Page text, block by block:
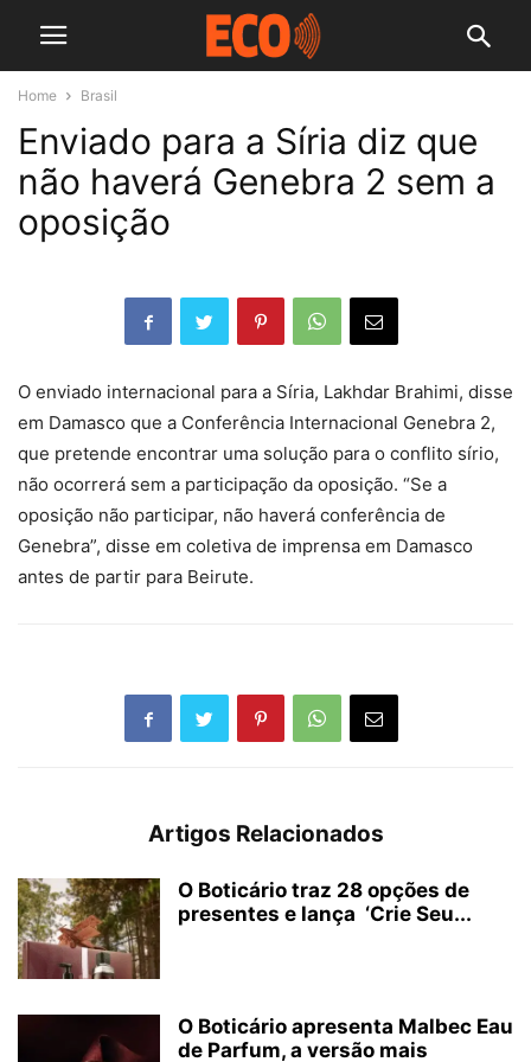
Home Brasil
Enviado para a Síria diz que
não haverá Genebra 2 sem a
oposição
O enviado internacional para a Síria, Lakhdar Brahimi, disse
em Damasco que a Conferência Internacional Genebra 2,
que pretende encontrar uma solução para o conflito sírio,
não ocorrerá sem a participação da oposição. “Se a
oposição não participar, não haverá conferência de
Genebra”, disse em coletiva de imprensa em Damasco
antes de partir para Beirute.
Artigos Relacionados
O Boticário traz 28 opções de
presentes e lança ‘Crie Seu...
O Boticário apresenta Malbec Eau
de Parfum, a versão mais